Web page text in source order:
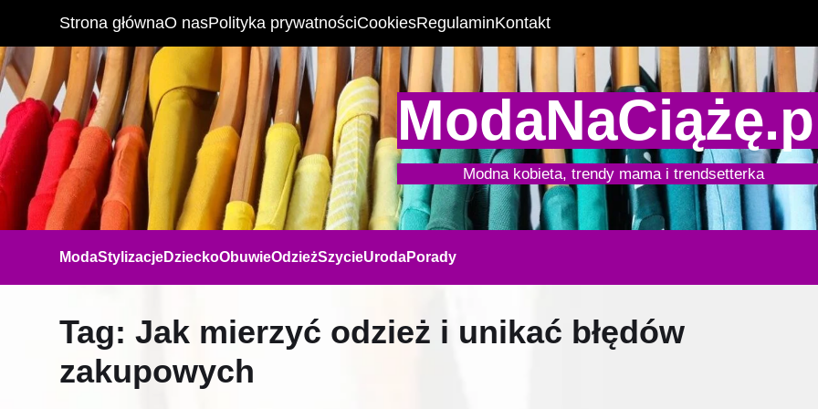
Strona głównaO nasPolityka prywatnościCookiesRegulaminKontakt
Modna kobieta, trendy mama i trendsetterka
ModaStylizacjeDzieckoObuwieOdzieżSzycieUrodaPorady
Tag: Jak mierzyć odzież i unikać błędów
zakupowych